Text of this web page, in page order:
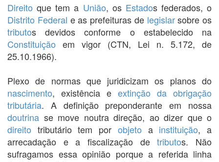
Direito que tem a União, os Estados federados, o
Distrito Federal e as prefeituras de legislarsobre os
tributos devidos conforme o estabelecido na
Constituição em vigor (CTN, Lei n. 5.172, de
25.10.1966).
Plexo de normas que juridicizam os planos do
nascimento, existência e extinção da obrigação
tributária. A definição preponderante em nossa
doutrina se move noutra direção, ao dizer que o
direito tributário tem por objeto a instituição, a
arrecadação e a fiscalização detributos. Não
sufragamos essa opinião porque a referida linha